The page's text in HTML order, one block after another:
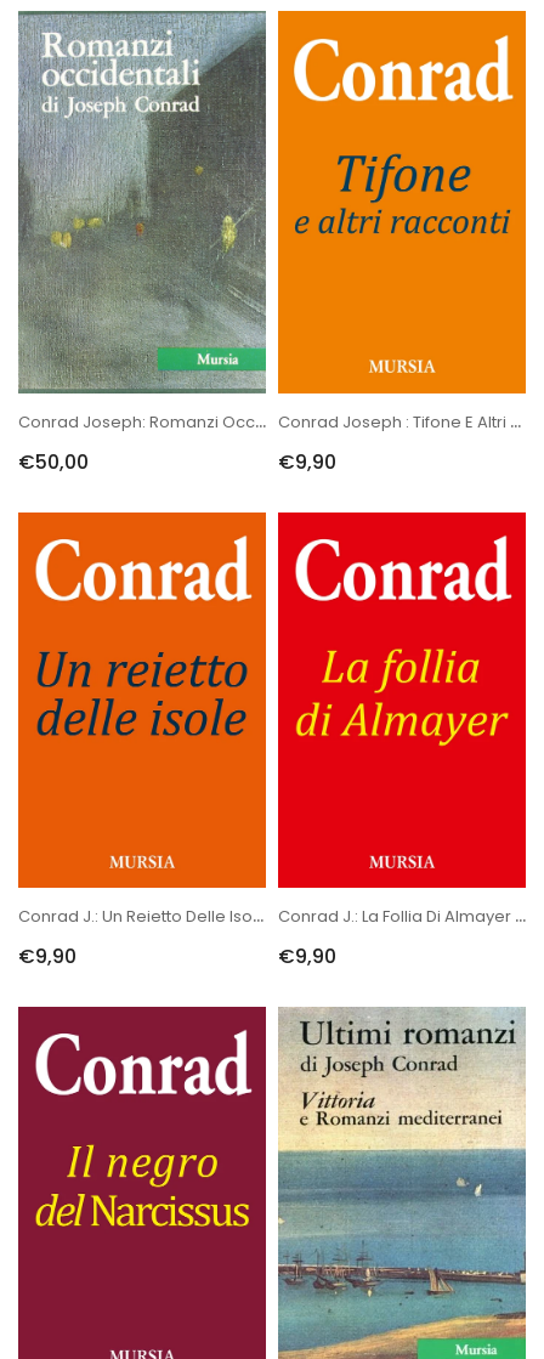
Conrad Joseph: Romanzi Occidentali
€50,00
Conrad Joseph : Tifone E Altri Racconti
€9,90
Conrad J.: Un Reietto Delle Isole NC
€9,90
Conrad J.: La Follia Di Almayer NC
€9,90